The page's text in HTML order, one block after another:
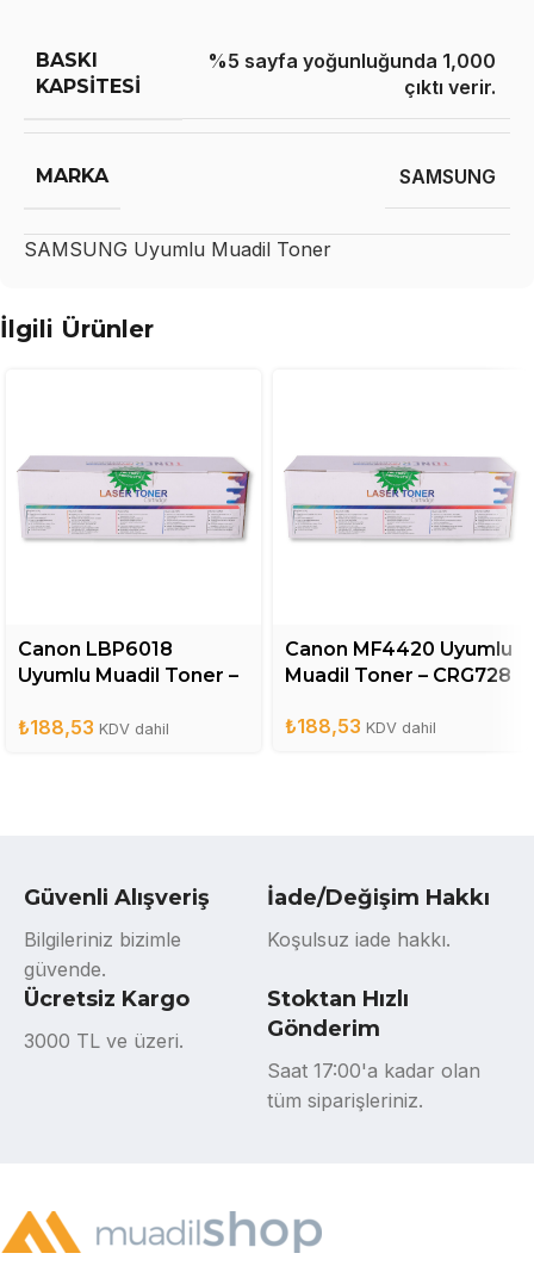
BASKI
KAPSITESI
%5 sayfa yoğunluğunda 1,000
çıktı verir.
MARKA SAMSUNG
SAMSUNG Uyumlu Muadil Toner
İlgili Ürünler
Canon LBP6018
Uyumlu Muadil Toner –
₺188,53 KDV dahil
Canon MF4420 Uyumlu
Muadil Toner – CRG728
₺188,53 KDV dahil
Güvenli Alışveriş
Bilgileriniz bizimle
güvende.
İade/Değişim Hakkı
Koşulsuz iade hakkı.
Ücretsiz Kargo
3000 TL ve üzeri.
Stoktan Hızlı
Gönderim
Saat 17:00'a kadar olan
tüm siparişleriniz.